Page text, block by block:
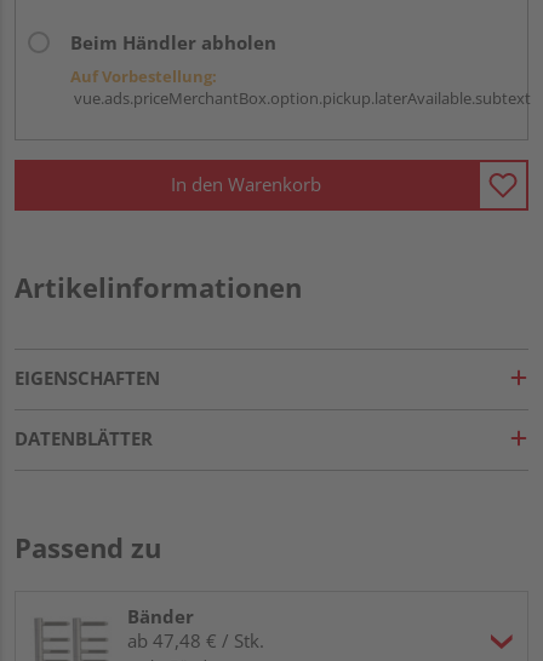
Beim Händler abholen
Auf Vorbestellung:
vue.ads.priceMerchantBox.option.pickup.laterAvailable.subtext
In den Warenkorb
Artikelinformationen
EIGENSCHAFTEN
DATENBLÄTTER
Passend zu
Bänder
ab 47,48 € / Stk.